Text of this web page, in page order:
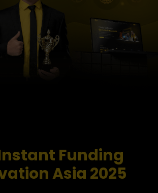
Funding
Asia 2025